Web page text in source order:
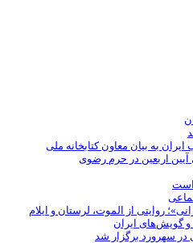
به بیان معاون کتابخانه ملی
آیین اربعین در حرم رضوی
است
روایتی از الموت، لرستان و ایلام
گویش‌های ایران
سهرورد برگزار شد